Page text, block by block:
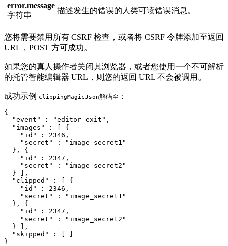
error.message
字符串
描述发生的错误的人类可读错误消息。
您将需要禁用所有 CSRF 检查，或者将 CSRF 令牌添加至返回
URL，POST 方可成功。
如果您的真人操作者关闭其浏览器，或者您使用一个不可解析
的托管智能编辑器 URL，则您的返回 URL 不会被调用。
成功示例 clippingMagicJson解码至：
{
  "event" : "editor-exit",
  "images" : [ {
    "id" : 2346,
    "secret" : "image_secret1"
  }, {
    "id" : 2347,
    "secret" : "image_secret2"
  } ],
  "clipped" : [ {
    "id" : 2346,
    "secret" : "image_secret1"
  }, {
    "id" : 2347,
    "secret" : "image_secret2"
  } ],
  "skipped" : [ ]
}